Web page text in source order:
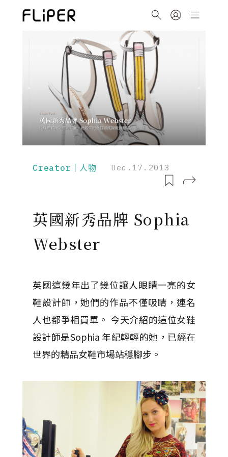
Creator｜人物 Dec.17.2013
英國新秀品牌 Sophia
Webster
英國這幾年出了幾位讓人眼睛一亮的女
鞋設計師，她們的作品不僅吸睛，連名
人也都爭相買單。 今天介紹的這位女鞋
設計師是Sophia 年紀輕輕的她，已經在
世界的精品女鞋市場站穩腳步。